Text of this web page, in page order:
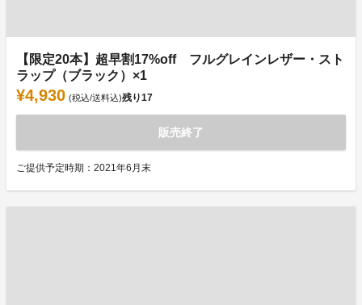
【限定20本】超早割17%off フルグレインレザー・スト
ラップ（ブラック）×1
¥4,930 (税込/送料込)残り17
販売終了
ご提供予定時期：2021年6月末